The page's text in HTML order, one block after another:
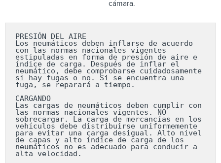
cámara.
PRESIÓN DEL AIRE
Los neumáticos deben inflarse de acuerdo
con las normas nacionales vigentes
estipuladas en forma de presión de aire e
índice de carga. Después de inflar el
neumático, debe comprobarse cuidadosamente
si hay fugas o no. Si se encuentra una
fuga, se reparará a tiempo.
CARGANDO
Las cargas de neumáticos deben cumplir con
las normas nacionales vigentes. NO
sobrecargar. La carga de mercancías en los
vehículos debe distribuirse uniformemente
para evitar una carga desigual. Alto nivel
de capas y alto índice de carga de los
neumáticos no es adecuado para conducir a
alta velocidad.